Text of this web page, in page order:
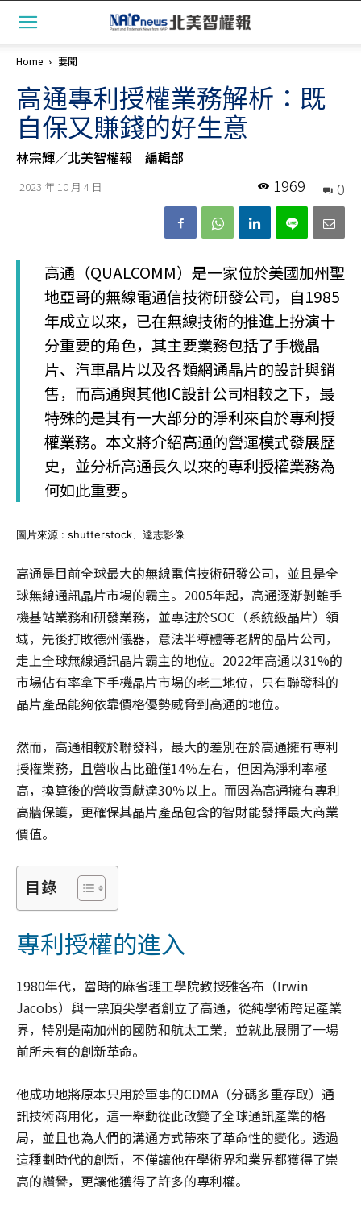
Home 要聞
高通專利授權業務解析：既
自保又賺錢的好生意
林宗輝╱北美智權報 編輯部
2023 年 10 月 4 日 0
1969
高通（QUALCOMM）是一家位於美國加州聖
地亞哥的無線電通信技術研發公司，自1985
年成立以來，已在無線技術的推進上扮演十
分重要的角色，其主要業務包括了手機晶
片、汽車晶片以及各類網通晶片的設計與銷
售，而高通與其他IC設計公司相較之下，最
特殊的是其有一大部分的淨利來自於專利授
權業務。本文將介紹高通的營運模式發展歷
史，並分析高通長久以來的專利授權業務為
何如此重要。
圖片來源 : shutterstock、達志影像
高通是目前全球最大的無線電信技術研發公司，並且是全
球無線通訊晶片市場的霸主。2005年起，高通逐漸剝離手
機基站業務和研發業務，並專注於SOC（系統級晶片）領
域，先後打敗德州儀器，意法半導體等老牌的晶片公司，
走上全球無線通訊晶片霸主的地位。2022年高通以31%的
市場佔有率拿下手機晶片市場的老二地位，只有聯發科的
晶片產品能夠依靠價格優勢威脅到高通的地位。
然而，高通相較於聯發科，最大的差別在於高通擁有專利
授權業務，且營收占比雖僅14％左右，但因為淨利率極
高，換算後的營收貢獻達30％以上。而因為高通擁有專利
高牆保護，更確保其晶片產品包含的智財能發揮最大商業
價值。
目錄
專利授權的進入
1980年代，當時的麻省理工學院教授雅各布（Irwin
Jacobs）與一票頂尖學者創立了高通，從純學術跨足產業
界，特別是南加州的國防和航太工業，並就此展開了一場
前所未有的創新革命。
他成功地將原本只用於軍事的CDMA（分碼多重存取）通
訊技術商用化，這一舉動從此改變了全球通訊產業的格
局，並且也為人們的溝通方式帶來了革命性的變化。透過
這種劃時代的創新，不僅讓他在學術界和業界都獲得了崇
高的讚譽，更讓他獲得了許多的專利權。